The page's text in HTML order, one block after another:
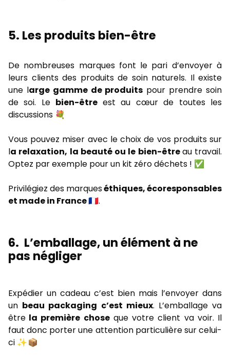
5. Les produits bien-être
De nombreuses marques font le pari d’envoyer à
leurs clients des produits de soin naturels. Il existe
une large gamme de produits pour prendre soin
de soi. Le bien-être est au cœur de toutes les
discussions 💐
Vous pouvez miser avec le choix de vos produits sur
la relaxation, la beauté ou le bien-êtreau travail.
Optez par exemple pour un kit zéro déchets ! ✅
Privilégiez des marqueséthiques, écoresponsables
et madein France🇨🇵.
6. L’emballage, un élément à ne
pas négliger
Expédier un cadeau c’est bien mais l’envoyer dans
un beau packaging c’est mieux. L’emballage va
être la première choseque votre client va voir. Il
faut donc porter une attention particulière sur celui-
ci ✨ 📦